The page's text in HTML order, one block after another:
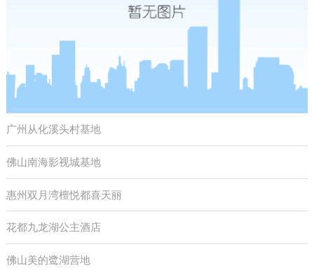
广州从化溪头村基地
佛山南海影视城基地
惠州双月湾檀悦都喜天丽
花都九龙湖公主酒店
佛山美的鹭湖营地